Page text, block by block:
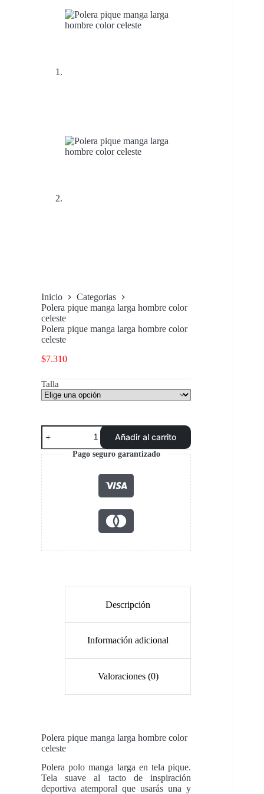
Inicio
Categorias
Polera pique manga larga hombre color
celeste
Polera pique manga larga hombre color
celeste
$7.310
Talla
Polera
pique
manga
larga
hombre
color
celeste
cantidad
Añadir al carrito
Pago seguro garantizado
Descripción
Información adicional
Valoraciones (0)
Polera pique manga larga hombre color
celeste
Polera polo manga larga en tela pique.
Tela suave al tacto de inspiración
deportiva atemporal que usarás una y